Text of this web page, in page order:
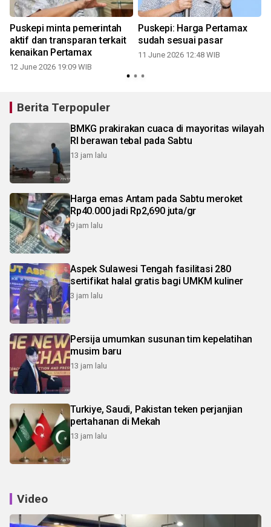
Puskepi minta pemerintah
aktif dan transparan terkait
kenaikan Pertamax
12 June 2026 19:09 WIB
Puskepi: Harga Pertamax
sudah sesuai pasar
11 June 2026 12:48 WIB
Berita Terpopuler
BMKG prakirakan cuaca di mayoritas wilayah
RI berawan tebal pada Sabtu
13 jam lalu
Harga emas Antam pada Sabtu meroket
Rp40.000 jadi Rp2,690 juta/gr
9 jam lalu
Aspek Sulawesi Tengah fasilitasi 280
sertifikat halal gratis bagi UMKM kuliner
3 jam lalu
Persija umumkan susunan tim kepelatihan
musim baru
13 jam lalu
Turkiye, Saudi, Pakistan teken perjanjian
pertahanan di Mekah
13 jam lalu
Video